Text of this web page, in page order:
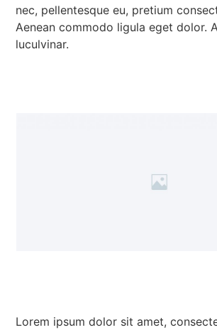
nec, pellentesque eu, pretium
Aenean commodo ligula eget dolor.
luculvinar.
Lorem ipsum dolor sit amet,